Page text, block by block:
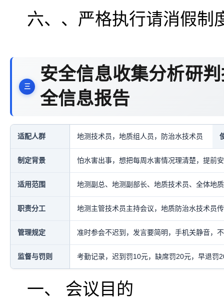
六、、严格执行请消假制
安全信息收集分析研
全信息报告
适配人群 地测技术员，地质组人员，防治水技术员
制定背景 怕水害出事，想把每周水害情况理清楚，提前
适用范围 地测副总、地测副部长、地质技术员、全体地
职责分工 地测主管技术员主持会议，地质防治水技术员
管理规定 准时参会不迟到，发言要简明，手机关静音，
监督与罚则 考勤记录，迟到罚10元，缺席罚20元，早退罚
一、 会议目的